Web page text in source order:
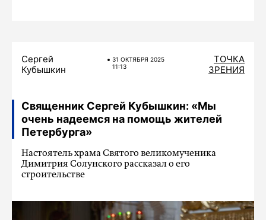
Сергей
Кубышкин
31 ОКТЯБРЯ 2025
11:13
ТОЧКА
ЗРЕНИЯ
Священник Сергей Кубышкин: «Мы
очень надеемся на помощь жителей
Петербурга»
Настоятель храма Святого великомученика
Димитрия Солунского рассказал о его
строительстве